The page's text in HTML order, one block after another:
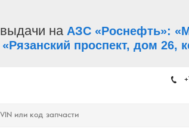
на АЗС «Роснефть»:
«Рязанский проспект, дом 26,